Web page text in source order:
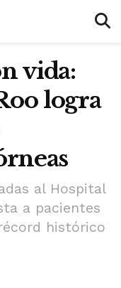
vida:
logra
al Hospital
a pacientes
histórico